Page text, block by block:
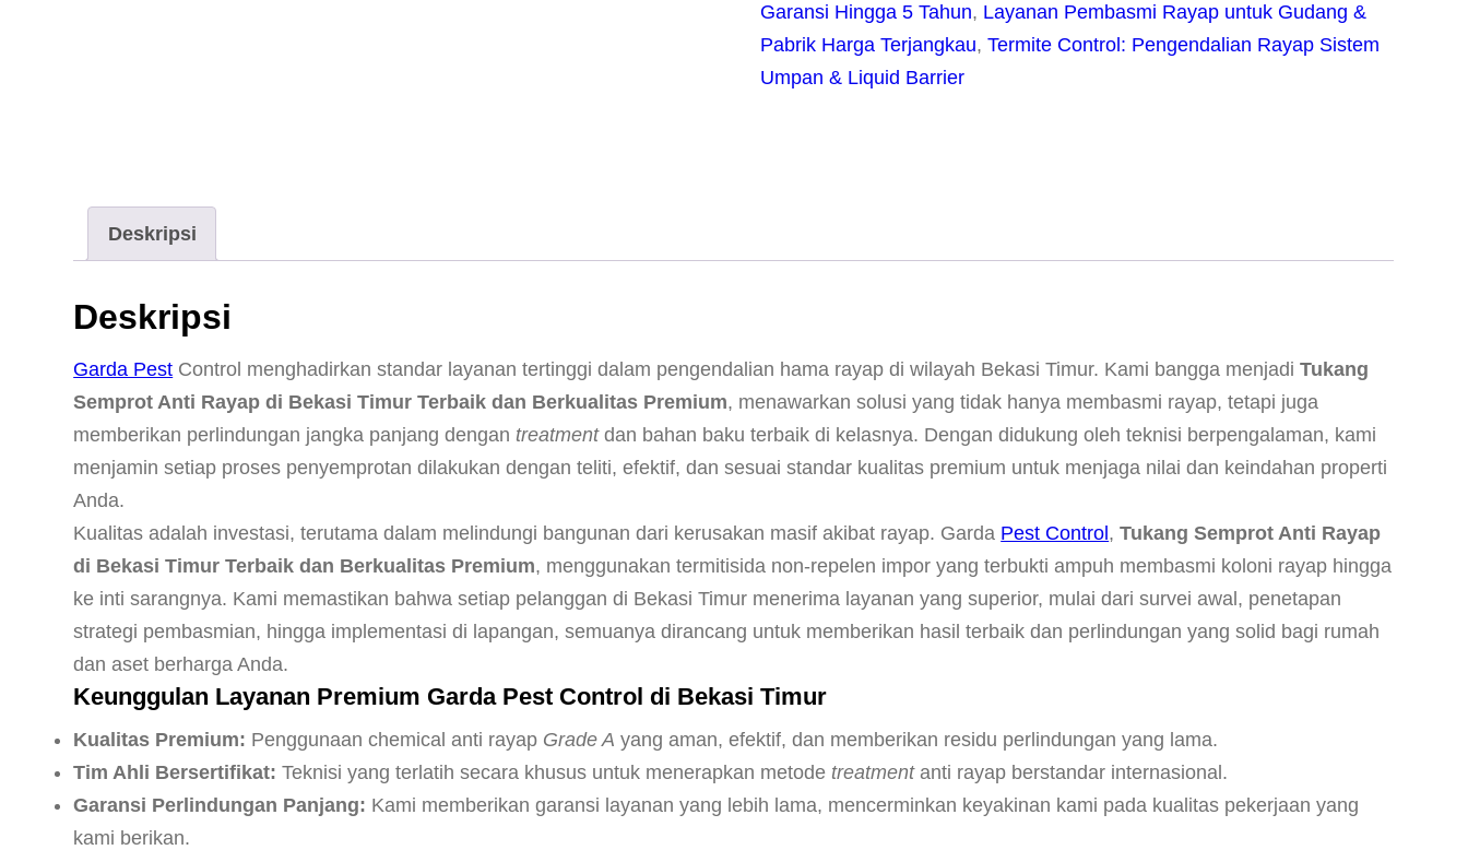
n
R
y
a
p
Garansi Hingga 5 Tahun, Layanan Pembasmi Rayap untuk Gudang &
Pabrik Harga Terjangkau,Termite Control: Pengendalian Rayap Sistem
Umpan & Liquid Barrier
Deskripsi
Deskripsi
Garda Pest Control menghadirkan standar layanan tertinggi dalam pengendalian hama rayap di wilayah Bekasi Timur. Kami bangga menjadiTukang
Semprot Anti Rayap di Bekasi Timur Terbaik dan Berkualitas Premium, menawarkan solusi yang tidak hanya membasmi rayap, tetapi juga
memberikan perlindungan jangka panjang dengan treatmentdan bahan baku terbaik di kelasnya. Dengan didukung oleh teknisi berpengalaman, kami
menjamin setiap proses penyemprotan dilakukan dengan teliti, efektif, dan sesuai standar kualitas premium untuk menjaga nilai dan keindahan properti
Anda.
Kualitas adalah investasi, terutama dalam melindungi bangunan dari kerusakan masif akibat rayap. Garda Pest Control,Tukang Semprot Anti Rayap
di Bekasi Timur Terbaik dan Berkualitas Premium, menggunakan termitisida non-repelen impor yang terbukti ampuh membasmi koloni rayap hingga
ke inti sarangnya. Kami memastikan bahwa setiap pelanggan di Bekasi Timur menerima layanan yang superior, mulai dari survei awal, penetapan
strategi pembasmian, hingga implementasi di lapangan, semuanya dirancang untuk memberikan hasil terbaik dan perlindungan yang solid bagi rumah
dan aset berharga Anda.
Keunggulan Layanan Premium Garda Pest Control di Bekasi Timur
Kualitas Premium: Penggunaan chemical anti rayap Grade A yang aman, efektif, dan memberikan residu perlindungan yang lama.
Tim Ahli Bersertifikat: Teknisi yang terlatih secara khusus untuk menerapkan metode treatmentanti rayap berstandar internasional.
Garansi Perlindungan Panjang: Kami memberikan garansi layanan yang lebih lama, mencerminkan keyakinan kami pada kualitas pekerjaan yang
kami berikan.